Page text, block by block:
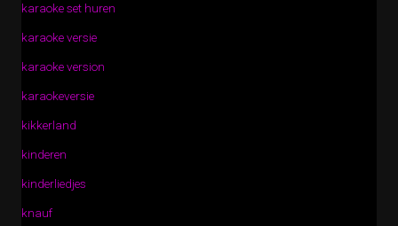
karaoke set huren
karaoke versie
karaoke version
karaokeversie
kikkerland
kinderen
kinderliedjes
knauf